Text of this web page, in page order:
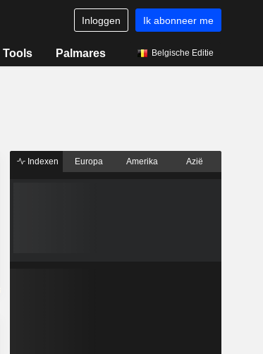
Inloggen Ik abonneer me
Tools Palmares Belgische Editie
Indexen Europa Amerika Azië